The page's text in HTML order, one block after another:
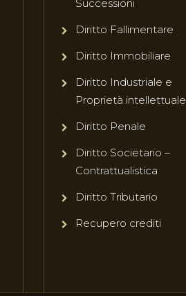
Successioni
Diritto Fallimentare
Diritto Immobiliare
Diritto Industriale e
Proprietà intellettuale
Diritto Penale
Diritto Societario –
Contrattualistica
Diritto Tributario
Recupero crediti